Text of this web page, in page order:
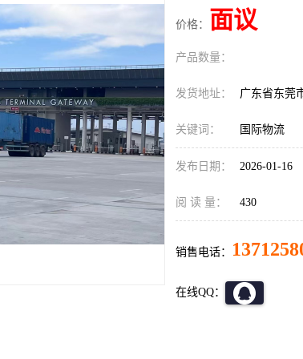
价格： 面议
产品数量：
发货地址： 广东省东莞
关键词： 国际物流
发布日期： 2026-01-16
阅 读 量： 430
销售电话：
在线QQ：